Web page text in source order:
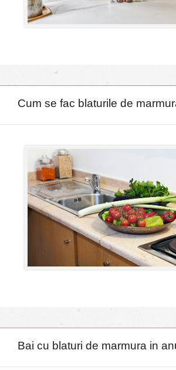
Cum se fac blaturile de
Bai cu blaturi de marmura in